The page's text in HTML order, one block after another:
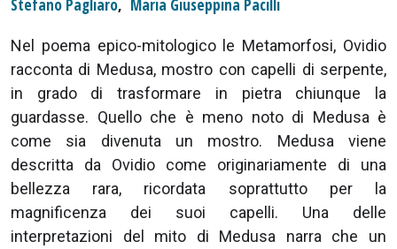
Stefano Pagliaro, Maria Giuseppina Pacilli
Nel poema epico-mitologico le Metamorfosi, Ovidio
racconta di Medusa, mostro con capelli di serpente,
in grado di trasformare in pietra chiunque la
guardasse. Quello che è meno noto di Medusa è
come sia divenuta un mostro. Medusa viene
descritta da Ovidio come originariamente di una
bellezza rara, ricordata soprattutto per la
magnificenza dei suoi capelli. Una delle
interpretazioni del mito di Medusa narra che un